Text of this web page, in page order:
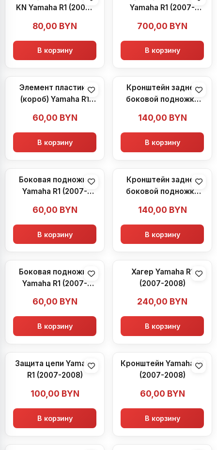
KN Yamaha R1 (2007-
80,00 BYN
В корзину
Yamaha R1 (2007-
700,00 BYN
В корзину
Элемент пластика
(короб) Yamaha R1
60,00 BYN
В корзину
Кронштейн задней
боковой подножки
2008)
140,00 BYN
В корзину
Боковая подножка
Yamaha R1 (2007-
60,00 BYN
В корзину
Кронштейн задней
боковой подножки
2008)
140,00 BYN
В корзину
Боковая подножка
Yamaha R1 (2007-
60,00 BYN
В корзину
Хагер Yamaha R1
(2007-2008)
240,00 BYN
В корзину
Защита цепи Yamaha
R1 (2007-2008)
100,00 BYN
В корзину
Кронштейн Yamaha R1
(2007-2008)
60,00 BYN
В корзину